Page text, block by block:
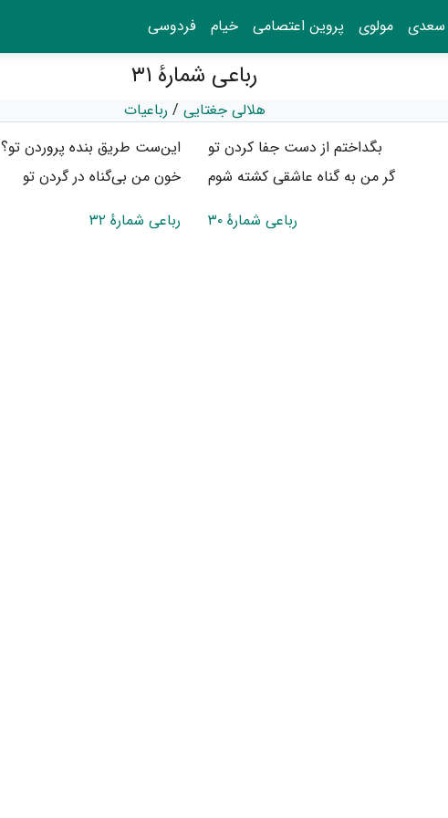
سعدی مولوی پروین اعتصامی خیام فردوسی
رباعی شمارهٔ ۳۱
هلالی جغتایی / رباعیات
بگداختم از دست جفا کردن تو
این‌ست طریق بنده پروردن تو؟
گر من به گناه عاشقی کشته شوم
خون من بی‌گناه در گردن تو
رباعی شمارهٔ ۳۰
رباعی شمارهٔ ۳۲